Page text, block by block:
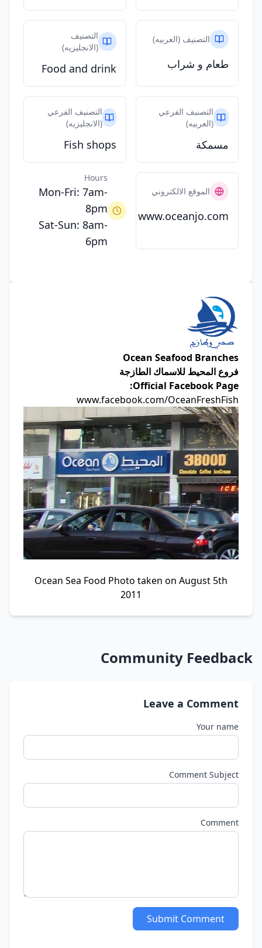
التصنيف (العربيه)
طعام و شراب
التصنيف
(الانجليزيه)
Food and drink
التصنيف الفرعي
(العربيه)
مسمكة
التصنيف الفرعي
(الانجليزيه)
Fish shops
الموقع الالكتروني
www.oceanjo.com
Hours
Mon-Fri: 7am-
8pm
Sat-Sun: 8am-
6pm
Ocean Seafood Branches
فروع المحيط للاسماك الطازجة
Official Facebook Page:
www.facebook.com/OceanFreshFish
Ocean Sea Food Photo taken on August 5th
2011
Community Feedback
Leave a Comment
Your name
Comment Subject
Comment
Submit Comment